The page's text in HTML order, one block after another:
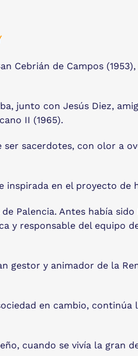
Cebrián de Campos
junto con Jesús Diez,
II (1965).
sacerdotes, con olor a
en el proyecto de
Palencia. Antes había
y responsable del equipo
gestor y animador de la
en cambio, continúa
cuando se vivía la gran